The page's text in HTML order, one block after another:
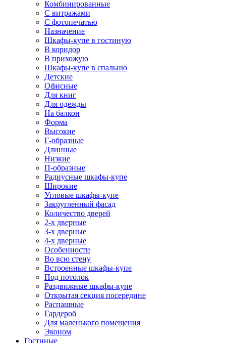
Комбинированные
С витражами
С фотопечатью
Назначение
Шкафы-купе в гостиную
В коридор
В прихожую
Шкафы-купе в спальню
Детские
Офисные
Для книг
Для одежды
На балкон
Форма
Высокие
Г-образные
Длинные
Низкие
П-образные
Радиусные шкафы-купе
Широкие
Угловые шкафы-купе
Закругленный фасад
Количество дверей
2-х дверные
3-х дверные
4-х дверные
Особенности
Во всю стену
Встроенные шкафы-купе
Под потолок
Раздвижные шкафы-купе
Открытая секция посередине
Распашные
Гардероб
Для маленького помещения
Эконом
Гостиные